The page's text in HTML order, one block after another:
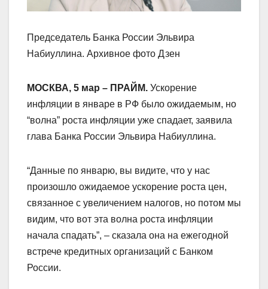
Председатель Банка России Эльвира
Набиуллина. Архивное фото Дзен
МОСКВА, 5 мар – ПРАЙМ. Ускорение
инфляции в январе в РФ было ожидаемым, но
“волна” роста инфляции уже спадает, заявила
глава Банка России Эльвира Набиуллина.
“Данные по январю, вы видите, что у нас
произошло ожидаемое ускорение роста цен,
связанное с увеличением налогов, но потом мы
видим, что вот эта волна роста инфляции
начала спадать”, – сказала она на ежегодной
встрече кредитных организаций с Банком
России.